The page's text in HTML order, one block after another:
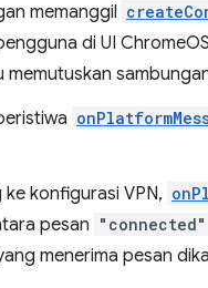
memanggil
di UI
konfigurasi VPN,
pesan "connected"
menerima pesan